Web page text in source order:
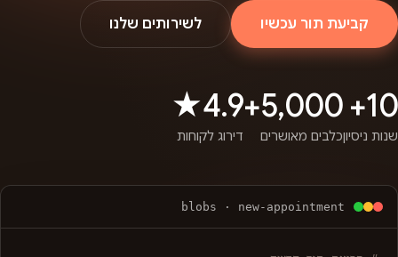
קביעת תור עכשיו לשירותים שלנו
10+
שנות ניסיון
5,000+
כלבים מאושרים
4.9★
דירוג לקוחות
blobs · new-appointment